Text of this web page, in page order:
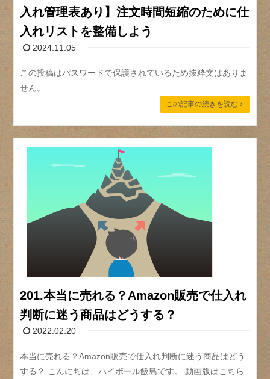
入れ管理表あり】注文時間短縮のために仕
入れリストを整備しよう
2024.11.05
この投稿はパスワードで保護されているため抜粋文はありま
せん。
この記事の続きを読む
201.本当に売れる？Amazon販売で仕入れ
判断に迷う商品はどうする？
2022.02.20
本当に売れる？Amazon販売で仕入れ判断に迷う商品はどう
する？ こんにちは、ハイボール飯島です。 動画版はこちら